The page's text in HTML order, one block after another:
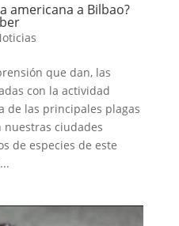
americana a Bilbao?
que dan, las
con la actividad
de las principales plagas
nuestras ciudades
de especies de este